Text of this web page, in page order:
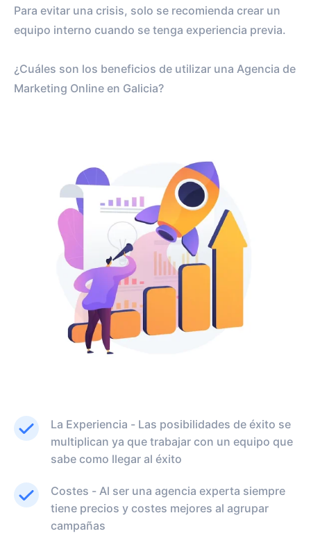
Para evitar una crisis, solo se recomienda crear un
equipo interno cuando se tenga experiencia previa.
¿Cuáles son los beneficios de utilizar una Agencia de
Marketing Online en Galicia?
La Experiencia - Las posibilidades de éxito se
multiplican ya que trabajar con un equipo que
sabe como llegar al éxito
Costes - Al ser una agencia experta siempre
tiene precios y costes mejores al agrupar
campañas